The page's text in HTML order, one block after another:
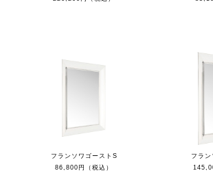
フランソワゴーストS
86,800円（税込）
フラ